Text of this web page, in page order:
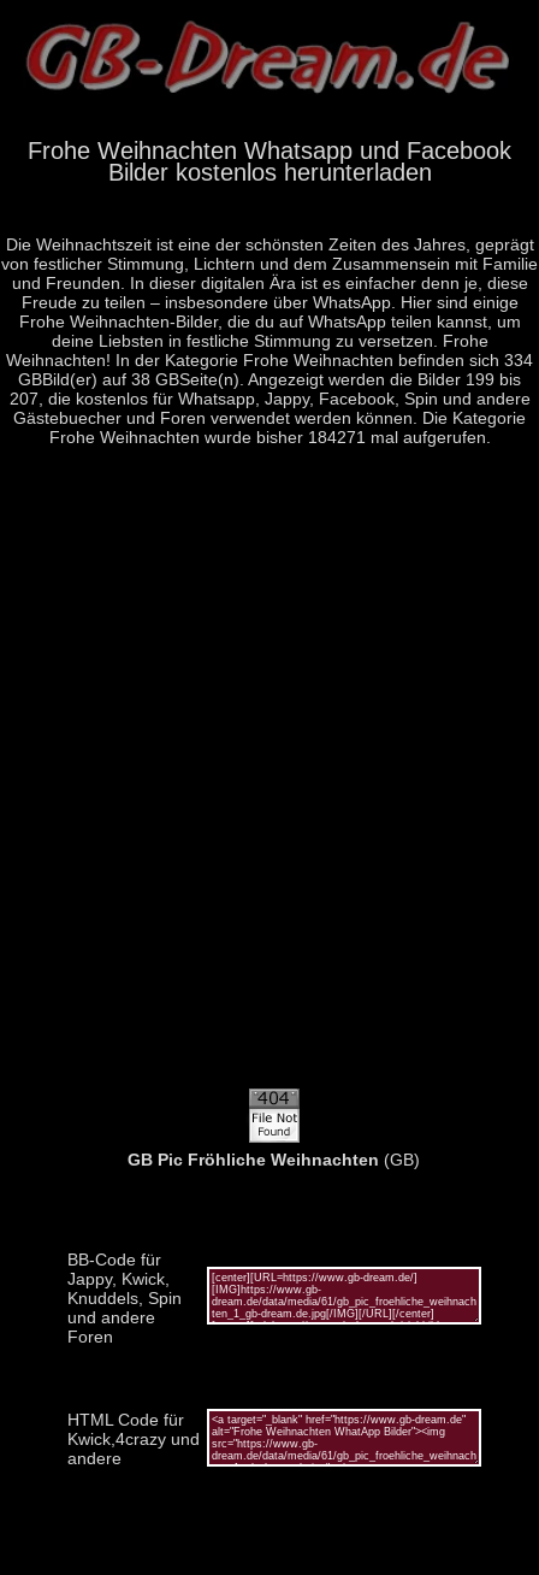
Frohe Weihnachten Whatsapp und Facebook
Bilder kostenlos herunterladen
Die Weihnachtszeit ist eine der schönsten Zeiten des Jahres, geprägt
von festlicher Stimmung, Lichtern und dem Zusammensein mit Familie
und Freunden. In dieser digitalen Ära ist es einfacher denn je, diese
Freude zu teilen – insbesondere über WhatsApp. Hier sind einige
Frohe Weihnachten-Bilder, die du auf WhatsApp teilen kannst, um
deine Liebsten in festliche Stimmung zu versetzen. Frohe
Weihnachten! In der Kategorie Frohe Weihnachten befinden sich 334
GBBild(er) auf 38 GBSeite(n). Angezeigt werden die Bilder 199 bis
207, die kostenlos für Whatsapp, Jappy, Facebook, Spin und andere
Gästebuecher und Foren verwendet werden können. Die Kategorie
Frohe Weihnachten wurde bisher 184271 mal aufgerufen.
GB Pic Fröhliche Weihnachten (GB)
BB-Code für
Jappy, Kwick,
Knuddels, Spin
und andere
Foren
HTML Code für
Kwick,4crazy und
andere